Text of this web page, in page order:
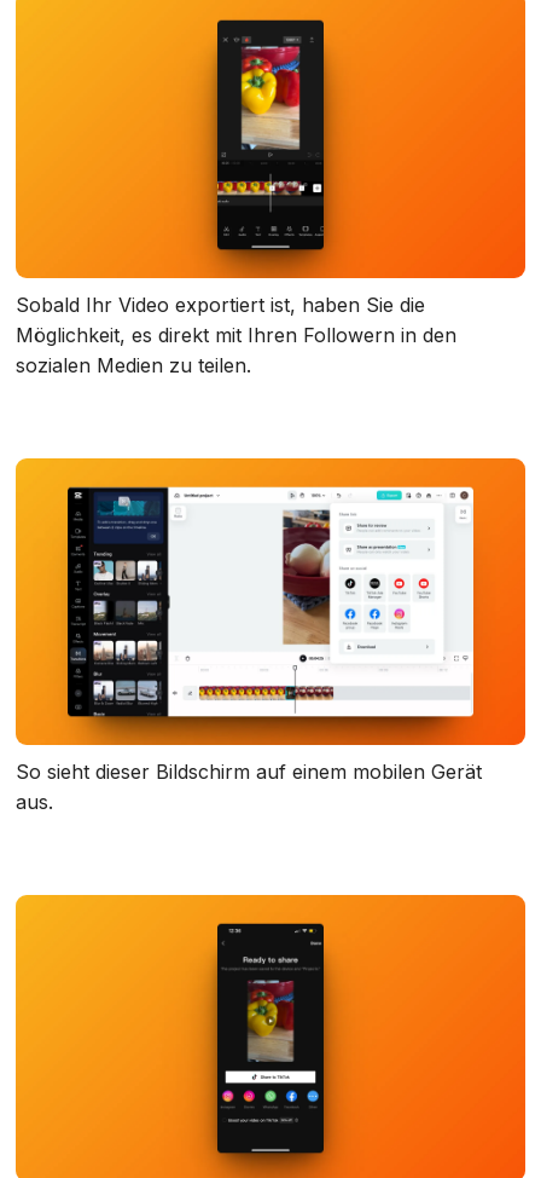
Sobald Ihr Video exportiert ist, haben Sie die
Möglichkeit, es direkt mit Ihren Followern in den
sozialen Medien zu teilen.
So sieht dieser Bildschirm auf einem mobilen Gerät
aus.